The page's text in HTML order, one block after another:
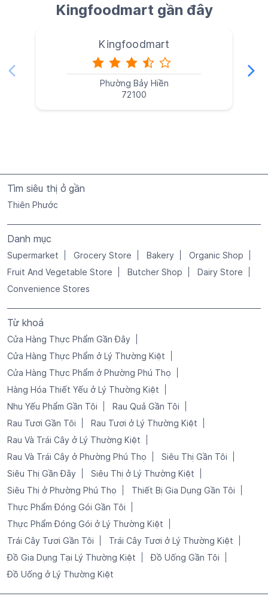
Kingfoodmart gần đây
Kingfoodmart
Phường Bảy Hiền
72100
Tìm siêu thị ở gần
Thiên Phước
Danh mục
Supermarket Grocery Store Bakery
Organic Shop
Fruit And Vegetable Store
Butcher Shop
Dairy Store
Convenience Stores
Từ khoá
Cửa Hàng Thực Phẩm Gần Đây
Cửa Hàng Thực Phẩm ở Lý Thường Kiệt
Cửa Hàng Thực Phẩm ở Phường Phú Thọ
Hàng Hóa Thiết Yếu ở Lý Thường Kiệt
Nhu Yếu Phẩm Gần Tôi
Rau Quả Gần Tôi
Rau Tươi Gần Tôi
Rau Tươi ở Lý Thường Kiệt
Rau Và Trái Cây ở Lý Thường Kiệt
Rau Và Trái Cây ở Phường Phú Thọ
Siêu Thị Gần Tôi
Siêu Thị Gần Đây
Siêu Thị ở Lý Thường Kiệt
Siêu Thị ở Phường Phú Thọ
Thiết Bị Gia Dụng Gần Tôi
Thực Phẩm Đóng Gói Gần Tôi
Thực Phẩm Đóng Gói ở Lý Thường Kiệt
Trái Cây Tươi Gần Tôi
Trái Cây Tươi ở Lý Thường Kiệt
Đồ Gia Dụng Tại Lý Thường Kiệt
Đồ Uống Gần Tôi
Đồ Uống ở Lý Thường Kiệt